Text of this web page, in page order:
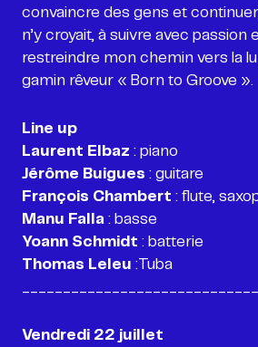
convaincre des gens et
n’y croyait, à suivre avec passion
restreindre mon chemin vers la
gamin rêveur « Born to Groove ».
Line up
Laurent Elbaz
Jérôme Buigues
François Chambert
Manu Falla
Yoann Schmidt
Thomas Leleu :Tuba
Vendredi 22 juillet